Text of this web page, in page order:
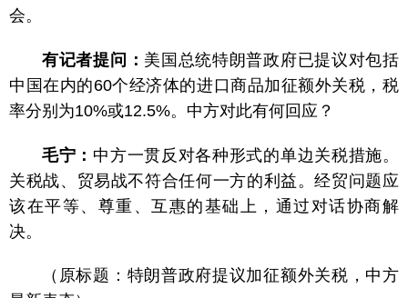
会。
有记者提问： 美国总统特朗普政府已提议对包括
中国在内的60个经济体的进口商品加征额外关税，税
率分别为10%或12.5%。中方对此有何回应？
毛宁： 中方一贯反对各种形式的单边关税措施。
关税战、贸易战不符合任何一方的利益。经贸问题应
该在平等、尊重、互惠的基础上，通过对话协商解
决。
（原标题：特朗普政府提议加征额外关税，中方